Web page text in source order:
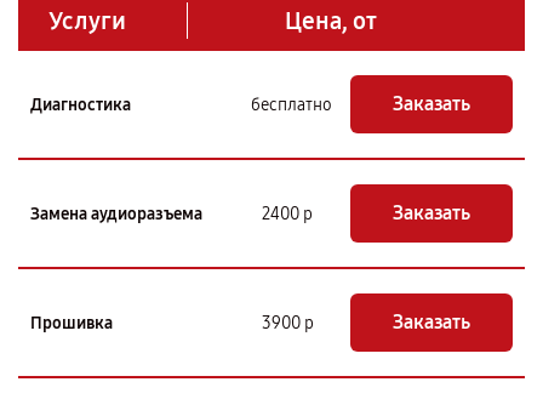
Услуги Цена, от
Диагностика бесплатно Заказать
Замена аудиоразъема 2400 р Заказать
Прошивка 3900 р Заказать